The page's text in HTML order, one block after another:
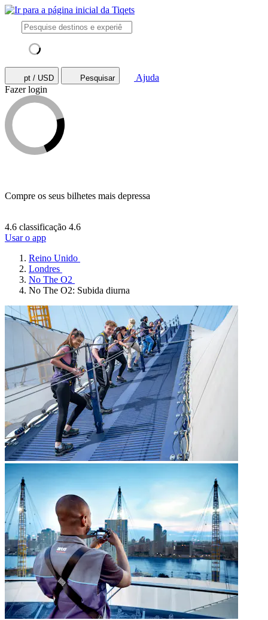
pt / USD Pesquisar
Ajuda
Fazer login
Compre os seus bilhetes mais depressa
4.6 classificação 4.6
Usar o app
Reino Unido
Londres
No The O2
No The O2: Subida diurna